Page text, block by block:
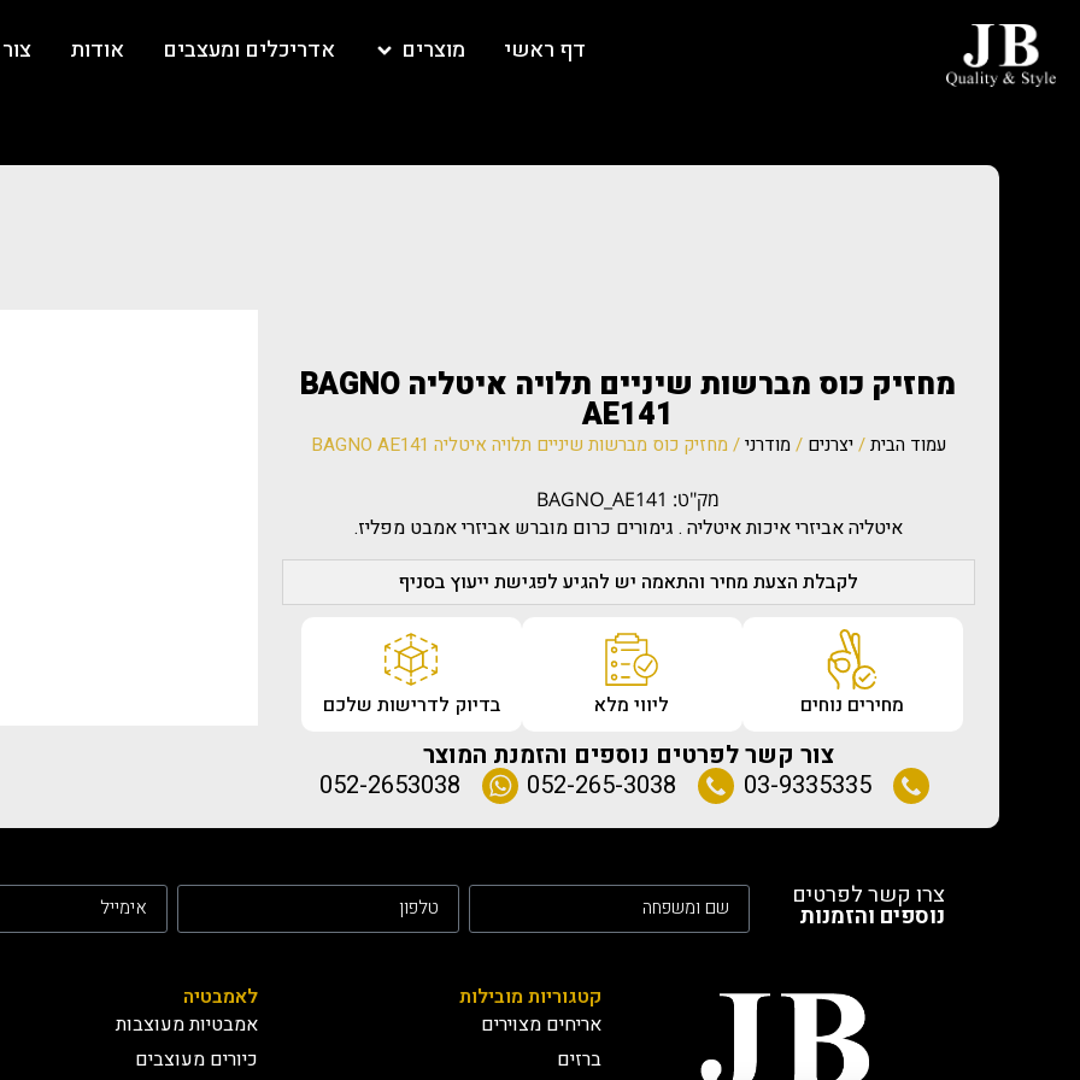
דף ראשי מוצרים אדריכלים ומעצבים אודות
מחזיק כוס מברשות שיניים תלויה איטליה BAGNO
AE141
עמוד הבית/ יצרנים / מודרני/ מחזיק כוס מברשות שיניים תלויה איטליה BAGNO AE141
מק"ט: BAGNO_AE141
איטליה אביזרי איכות איטליה . גימורים כרום מוברש אביזרי אמבט מפליז.
לקבלת הצעת מחיר והתאמה יש להגיע לפגישת ייעוץ בסניף
מחירים נוחים ליווי מלא בדיוק לדרישות שלכם
צור קשר לפרטים נוספים והזמנת המוצר
03-9335335
052-265-3038
052-2653038
צרו קשר לפרטים
נוספים והזמנות
קטגוריות מובילות
אריחים מצוירים
ברזים
לאמבטיה
אמבטיות מעוצבות
כיורים מעוצבים